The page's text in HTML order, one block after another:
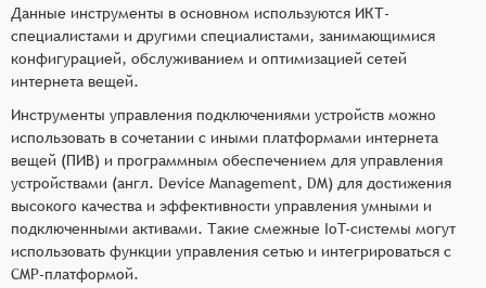
Данные инструменты в основном используются ИКТ-
специалистами и другими специалистами, занимающимися
конфигурацией, обслуживанием и оптимизацией сетей
интернета вещей.
Инструменты управления подключениями устройств можно
использовать в сочетании с иными платформами интернета
вещей (ПИВ) и программным обеспечением для управления
устройствами (англ. Device Management, DM) для достижения
высокого качества и эффективности управления умными и
подключенными активами. Такие смежные IoT-системы могут
использовать функции управления сетью и интегрироваться с
CMP-платформой.